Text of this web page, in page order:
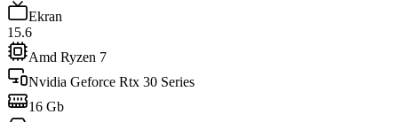
Ekran
15.6
Amd Ryzen 7
Nvidia Geforce Rtx 30 Series
16 Gb